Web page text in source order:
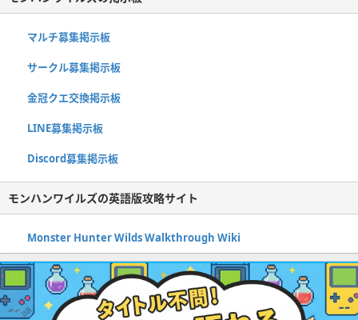
マルチ募集掲示板
サークル募集掲示板
金冠クエ交換掲示板
LINE募集掲示板
Discord募集掲示板
モンハンワイルズの英語版攻略サイト
Monster Hunter Wilds Walkthrough Wiki